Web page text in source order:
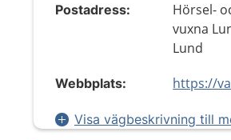
Postadress:
Hörsel-
vuxna
Lund
Webbplats:
Visa vägbeskrivning till